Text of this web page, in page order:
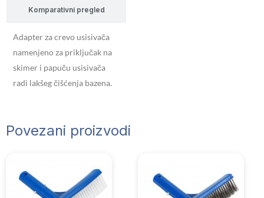
Komparativni pregled
Adapter za crevo usisivača
namenjeno za priključak na
skimer i papuču usisivača
radi lakšeg čišćenja bazena.
Povezani proizvodi